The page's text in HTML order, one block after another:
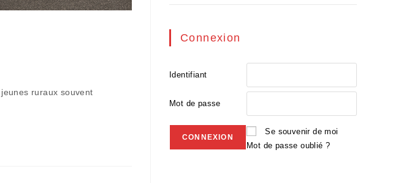
ruraux souvent
Connexion
Identifiant
Mot de passe
Se souvenir de moi
Mot de passe oublié ?